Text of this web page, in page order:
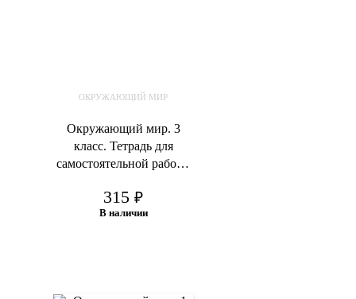
ОКРУЖАЮЩИЙ МИР
Окружающий мир. 3
класс. Тетрадь для
самостоятельной работы
Трафимова Г.В.
Трафимов С.А.
315 ₽
В наличии